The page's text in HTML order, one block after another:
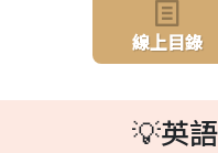
線上目錄
💡英